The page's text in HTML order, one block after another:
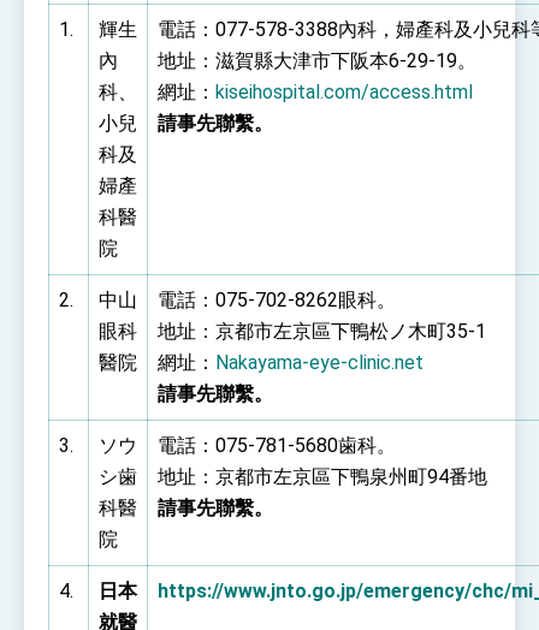
位轉 型迎向下個50年
總統主持「台美經濟繁榮夥伴對話」記者會 說
明臺美合作三大戰略方向 盼與民主夥伴共同引
領 下一個世代的繁榮
外交部長林佳龍接受印尼「時代雜誌」專訪，闡
述印太安全局勢，籲深化台印尼半導體供應鏈合
副總統接見美參議員蓋耶哥 強調美國是臺灣重
要合作夥伴
成「臺美對等貿易協定」簽署
卓揆：臺美關稅談判階段性結果有助臺灣取得有
利戰略地位 全力支持「臺美對等貿易協定」簽署
外交部與數位發展部攜手合作，整合台灣雄厚數
位實力，達成固邦榮邦目標
外交部長林佳龍主持第35次「參與亞太經濟合作
策略小組」跨部會會議
民調顯示多數國人滿意政府外交表現，高度支持
「總合外交」與台歐美日關係深化
總統以「韌性之島，希望之光」為題發表2026新
年談話
會 強調以實力守護台海和平 以決心掌握國家
命運
變局中 奮起的新臺灣 總統發表國慶演說
1.
輝生
內
科、
小兒
科及
婦產
科醫
院
電話：077-578-3388內科，婦產科及小兒科
地址：滋賀縣大津市下阪本6-29-19。
網址： kiseihospital.com/access.html
請事先聯繫。
2.
中山
眼科
醫院
電話：075-702-8262眼科。
地址：京都市左京區下鴨松ノ木町35-1
網址： Nakayama-eye-clinic.net
請事先聯繫。
3.
ソウ
シ歯
科醫
院
電話：075-781-5680歯科。
地址：京都市左京區下鴨泉州町94番地
請事先聯繫。
4.
日本
就醫
https://www.jnto.go.jp/emergency/chc/